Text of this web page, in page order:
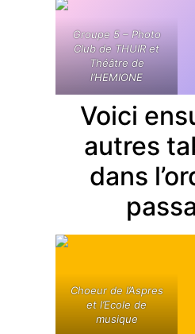
Groupe 5 – Photo
Club de THUIR et
Théâtre de
l’HEMIONE
Voici
autres
dans
Choeur de l’Aspres
et l’Ecole de
musique